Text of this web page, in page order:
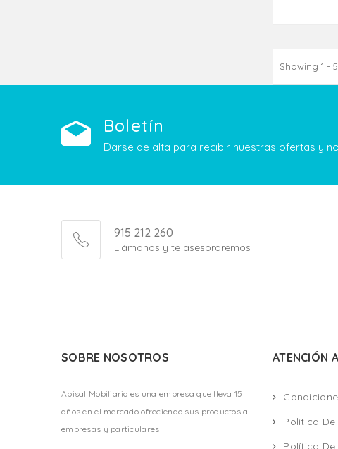
Showing 1 -
Boletín
Darse de alta para recibir nuestras ofertas y
915 212 260
Llámanos y te asesoraremos
SOBRE NOSOTROS
Abisal Mobiliario es una empresa que lleva 15
años en el mercado ofreciendo sus productos a
empresas y particulares
ATENCIÓN
Política
Política De